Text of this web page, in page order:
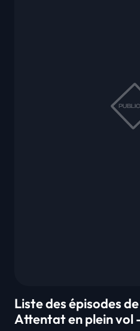
Liste des épisodes
Attentat en plein vol